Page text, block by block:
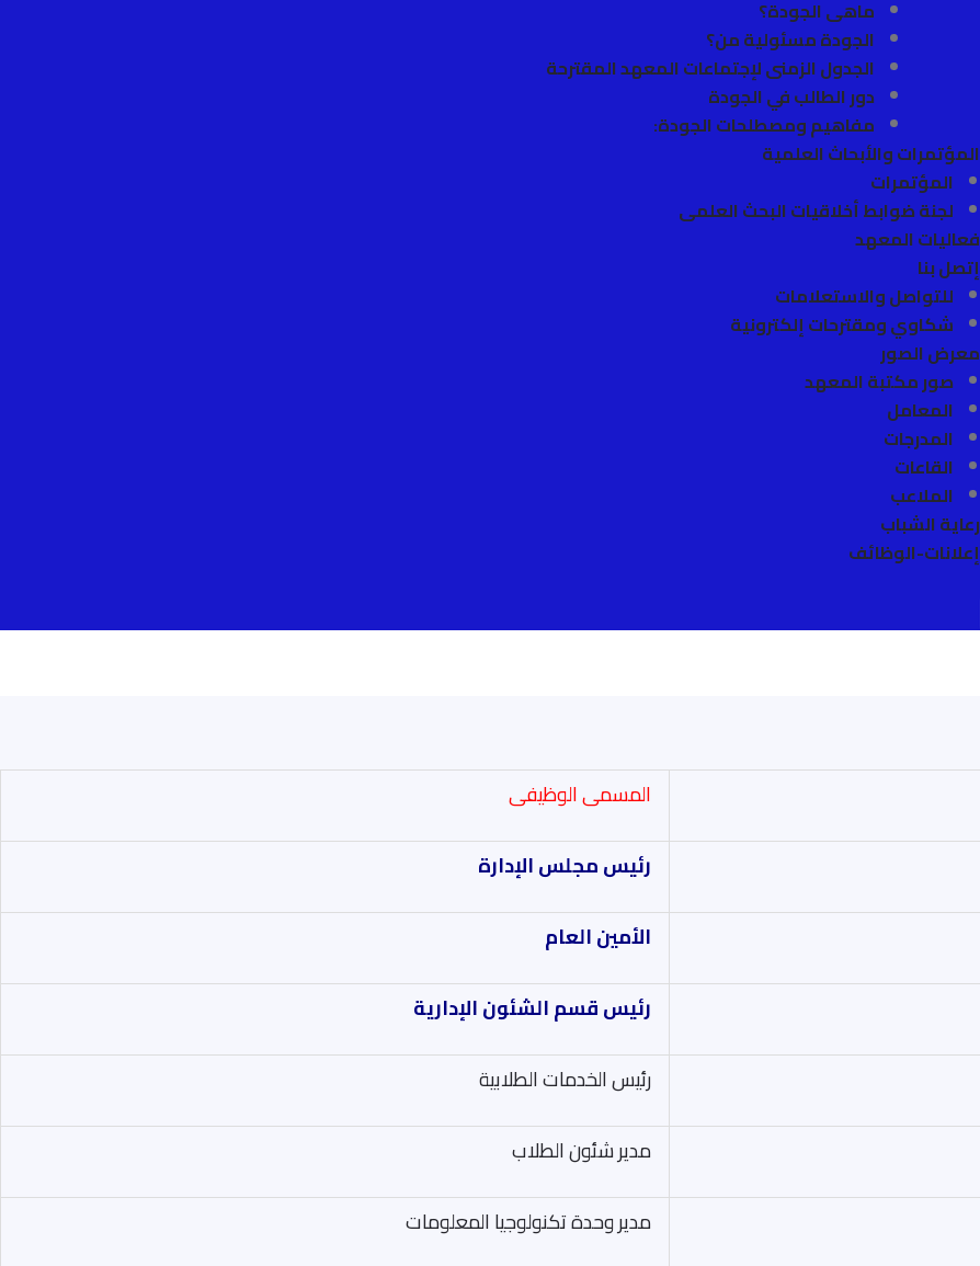
ماهى الجودة؟
الجودة مسئولية من؟
الجدول الزمنى لإجتماعات المعهد المقترحة
دور الطالب في الجودة
مفاهيم ومصطلحات الجودة:
المؤتمرات والأبحاث العلمية
المؤتمرات
لجنة ضوابط أخلاقيات البحث العلمى
فعاليات المعهد
إتصل بنا
للتواصل والاستعلامات
شكاوي ومقترحات إلكترونية
معرض الصور
صور مكتبة المعهد
المعامل
المدرجات
القاعات
الملاعب
رعاية الشباب
إعلانات-الوظائف
المسمى الوظيفى
رئيس مجلس الإدارة
الأمين العام
رئيس قسم الشئون الإدارية
رئيس الخدمات الطلابية
مدير شئون الطلاب
مدير وحدة تكنولوجيا المعلومات